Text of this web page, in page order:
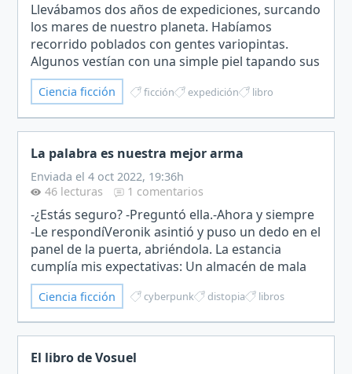
Llevábamos dos años de expediciones, surcando
los mares de nuestro planeta. Habíamos
recorrido poblados con gentes variopintas.
Algunos vestían con una simple piel tapando sus
partes más íntimas, otros tapaban todo su
cuerpo con telas extrava…
Ciencia ficción ficción expedición libro
La palabra es nuestra mejor arma
Enviada el 4 oct 2022, 19:36h
46 lecturas
1 comentarios
-¿Estás seguro? -Preguntó ella.-Ahora y siempre
-Le respondíVeronik asintió y puso un dedo en el
panel de la puerta, abriéndola. La estancia
cumplía mis expectativas: Un almacén de mala
muerte, habitada por individuos de mala pinta
en el peor…
Ciencia ficción cyberpunk distopia libros
El libro de Vosuel